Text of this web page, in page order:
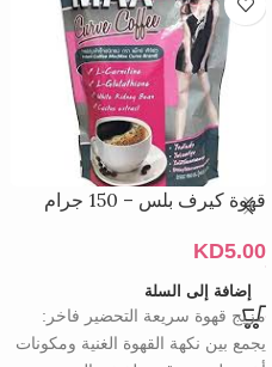
قهوة كيرف بلس – 150 جرام
KD5.00
إضافة إلى السلة
مزيج قهوة سريعة التحضير فاخر:
يجمع بين نكهة القهوة الغنية ومكونات